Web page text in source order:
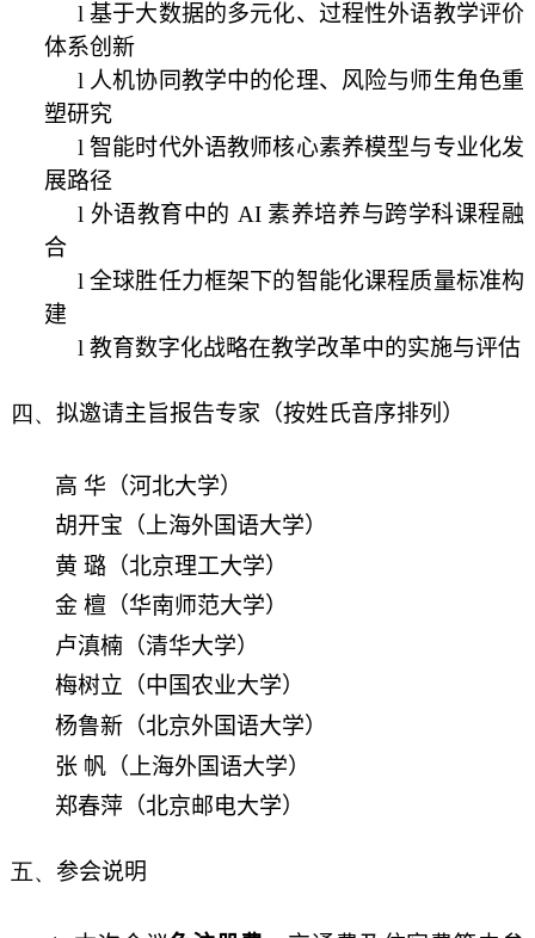
l基于大数据的多元化、过程性外语教学评价
体系创新
l 人机协同教学中的伦理、风险与师生角色重
塑研究
l 智能时代外语教师核心素养模型与专业化发
展路径
l 外语教育中的 AI 素养培养与跨学科课程融
合
l全球胜任力框架下的智能化课程质量标准构
建
l 教育数字化战略在教学改革中的实施与评估
四、 拟邀请主旨报告专家（按姓氏音序排列）
高 华（河北大学）
胡开宝（上海外国语大学）
黄 璐（北京理工大学）
金 檀（华南师范大学）
卢滇楠（清华大学）
梅树立（中国农业大学）
杨鲁新（北京外国语大学）
张 帆（上海外国语大学）
郑春萍（北京邮电大学）
五、 参会说明